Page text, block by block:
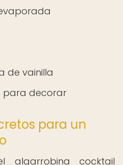
de vainilla
para decorar
para un
algarrobina cocktail